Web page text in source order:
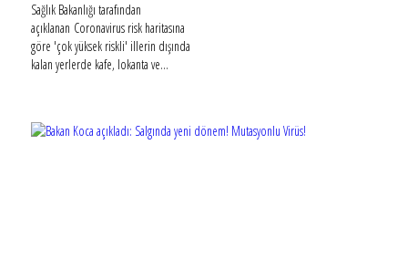
Sağlık Bakanlığı tarafından
açıklanan Coronavirus risk haritasına
göre 'çok yüksek riskli' illerin dışında
kalan yerlerde kafe, lokanta ve...